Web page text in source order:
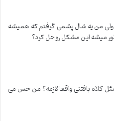
من یه شال پشمی گرفتم که همیشه
میشه این مشکل رو حل کرد؟
کلاه بافتنی واقعا لازمه؟ من حس می